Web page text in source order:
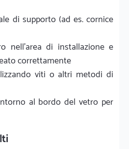
di supporto (ad es. cornice
nell'area di installazione e
correttamente
viti o altri metodi di
al bordo del vetro per